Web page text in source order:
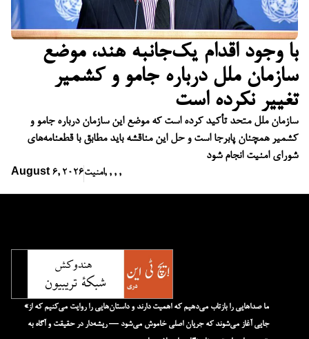
با وجود اقدام یک‌جانبه هند، موضع
سازمان ملل درباره جامو و کشمیر
تغییر نکرده است
سازمان ملل متحد تأکید کرده است که موضع این سازمان درباره جامو و
کشمیر همچنان پابرجا است و حل این مناقشه باید مطابق با قطعنامه‌های
شورای امنیت انجام شود
August 6, 2026امنیت, , , ,
«ما صداهایی را بازتاب می‌دهیم که اهمیت دارند و داستان‌هایی را روایت می‌کنیم که از
جایی آغاز می‌شوند که جریان اصلی خاموش می‌شود — ریشه‌دار در حقیقت و آگاه به